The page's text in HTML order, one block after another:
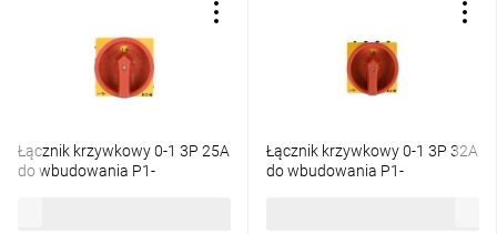
Łącznik krzywkowy 0-1 3P 25A
do wbudowania P1-
Łącznik krzywkowy 0-1 3P 32A
do wbudowania P1-